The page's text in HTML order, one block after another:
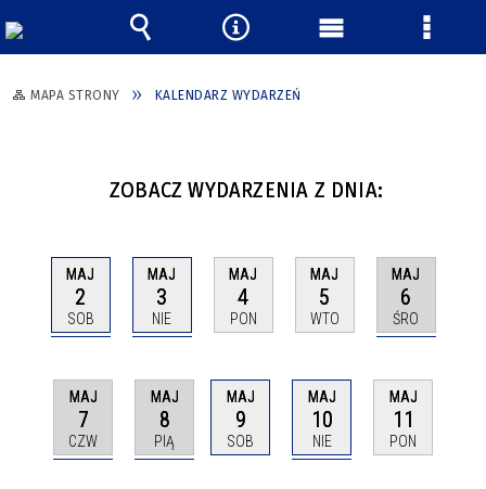
MAPA STRONY KALENDARZ WYDARZEŃ
ZOBACZ WYDARZENIA Z DNIA:
MAJ
2
SOB
MAJ
3
NIE
MAJ
4
PON
MAJ
5
WTO
MAJ
6
ŚRO
MAJ
7
CZW
MAJ
8
PIĄ
MAJ
9
SOB
MAJ
10
NIE
MAJ
11
PON
Wyszukiwarka
NarzędziaMenu
Menu